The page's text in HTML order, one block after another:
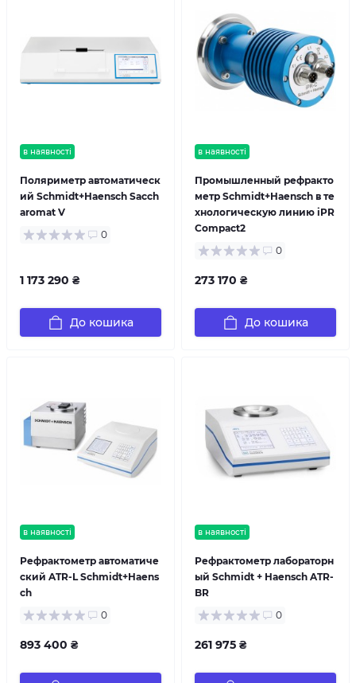
в наявності
Поляриметр автоматическ
ий Schmidt+Haensch Sacch
aromat V
0
1 173 290 ₴
До кошика
в наявності
Промышленный рефракто
метр Schmidt+Haensch в те
хнологическую линию iPR
Compact2
0
273 170 ₴
До кошика
в наявності
Рефрактометр автоматиче
ский ATR-L Schmidt+Haens
ch
0
893 400 ₴
в наявності
Рефрактометр лабораторн
ый Schmidt + Haensch ATR-
BR
0
261 975 ₴